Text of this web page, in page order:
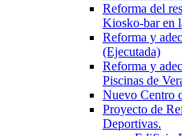
Reforma del
Kiosko-bar en
Reforma y
(Ejecutada)
Reforma y
Piscinas de
Nuevo Centro
Proyecto de
Deportivas.